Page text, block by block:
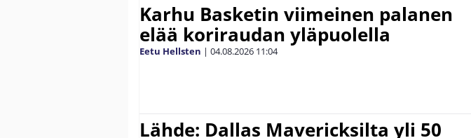
Karhu Basketin viimeinen palanen
elää koriraudan yläpuolella
Eetu Hellsten | 04.08.2026 11:04
Lähde: Dallas Mavericksilta yli 50